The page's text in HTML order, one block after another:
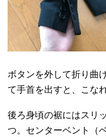
ボタンを外して折り曲
て手首を出すと、こな
後ろ身頃の裾にはスリ
つ。センターベント（